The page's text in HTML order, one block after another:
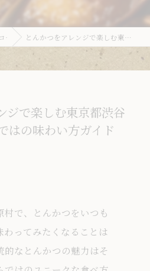
コラム とんかつをアレンジで楽しむ東京都渋谷区小笠原村ならではの味わい方ガイド
ジで楽しむ東京都渋谷
はの味わい方ガイド
村で、とんかつをいつも
わってみたくなることは
的なとんかつの魅力はそ